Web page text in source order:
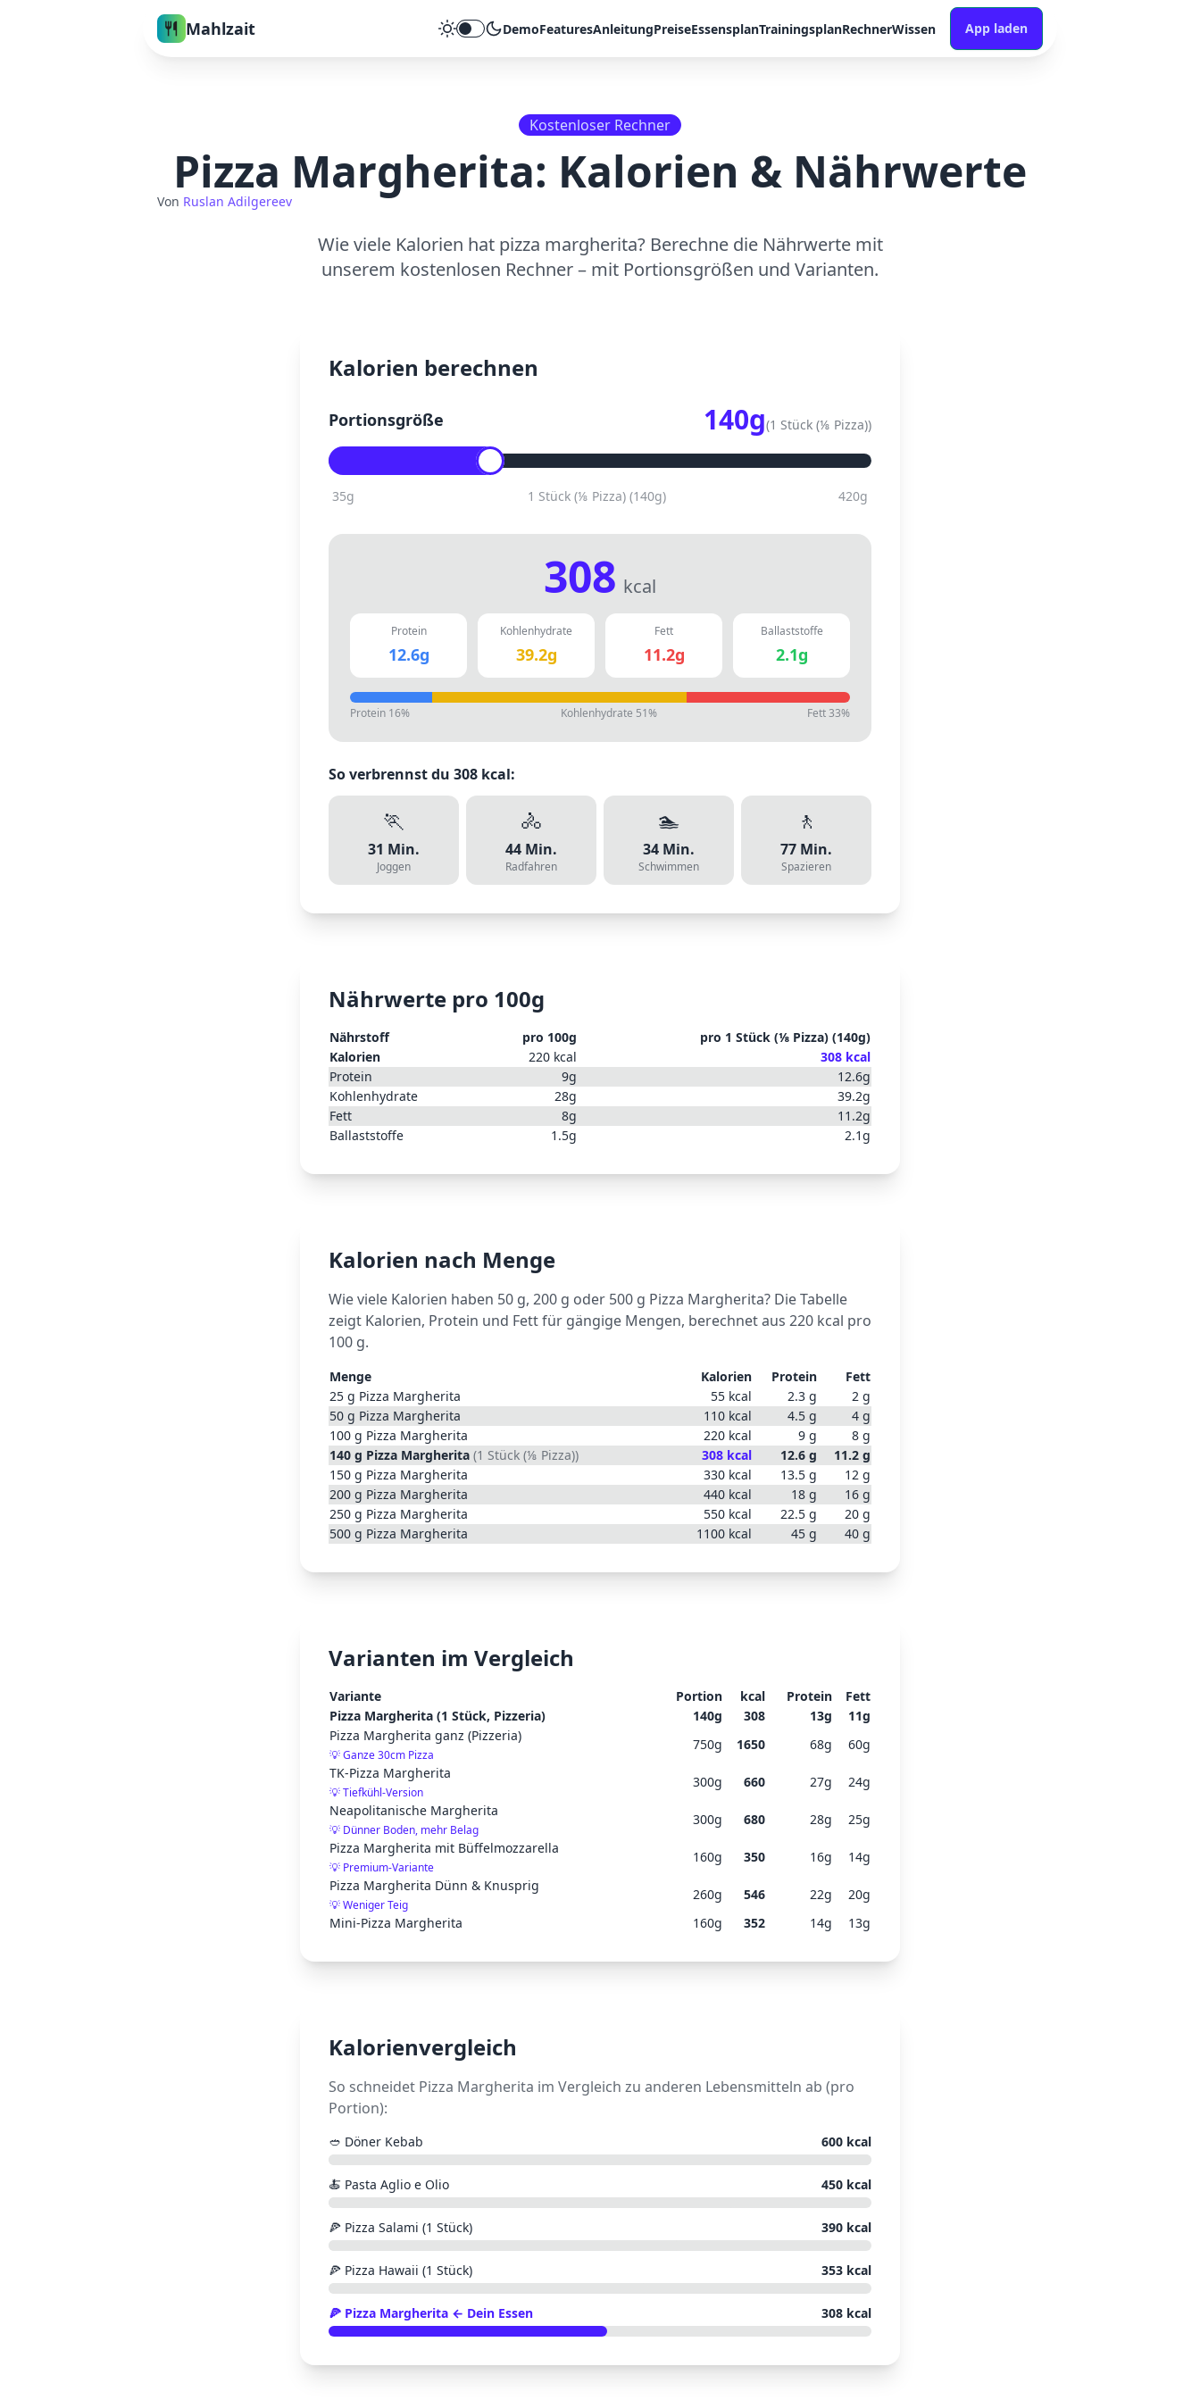
Mahlzait Theme umschalten
DemoFeaturesAnleitungPreiseEssensplanTrainingsplanRechnerWissen App laden
Kostenloser Rechner
Pizza Margherita: Kalorien & Nährwerte
Von Ruslan Adilgereev
Wie viele Kalorien hat pizza margherita? Berechne die Nährwerte mit
unserem kostenlosen Rechner – mit Portionsgrößen und Varianten.
Kalorien berechnen
Portionsgröße 140g(1 Stück (⅛ Pizza))
35g 1 Stück (⅛ Pizza)(140g) 420g
308 kcal
Protein
12.6g
Kohlenhydrate
39.2g
Fett
11.2g
Ballaststoffe
2.1g
Protein 16% Kohlenhydrate 51% Fett33%
So verbrennst du 308 kcal:
🏃
31 Min.
Joggen
🚴
44 Min.
Radfahren
🏊
34 Min.
Schwimmen
🚶
77 Min.
Spazieren
Nährwerte pro 100g
Nährstoff pro 100g pro 1 Stück (⅛ Pizza) (140g)
Kalorien
220 kcal 308 kcal
Protein
9g 12.6g
Kohlenhydrate
28g 39.2g
Fett
8g 11.2g
Ballaststoffe
1.5g 2.1g
Kalorien nach Menge
Wie viele Kalorien haben 50 g, 200 g oder 500 g Pizza Margherita? Die Tabelle
zeigt Kalorien, Protein und Fett für gängige Mengen, berechnet aus 220 kcal pro
100 g.
Menge Kalorien Protein
Fett
25 g Pizza Margherita 55 kcal 2.3 g 2 g
50 g Pizza Margherita 110 kcal 4.5 g 4 g
100 g Pizza Margherita 220 kcal 9 g 8 g
140 g Pizza Margherita (1 Stück (⅛ Pizza)) 308 kcal 12.6 g 11.2 g
150 g Pizza Margherita 330 kcal 13.5 g 12 g
200 g Pizza Margherita 440 kcal 18 g 16 g
250 g Pizza Margherita 550 kcal 22.5 g 20 g
500 g Pizza Margherita 1100 kcal 45 g 40 g
Varianten im Vergleich
Variante Portion kcal Protein
Fett
Pizza Margherita (1 Stück, Pizzeria)
140g 308 13g 11g
Pizza Margherita ganz (Pizzeria)
💡Ganze 30cm Pizza
750g 1650 68g 60g
TK-Pizza Margherita
💡Tiefkühl-Version
300g 660 27g 24g
Neapolitanische Margherita
💡 Dünner Boden, mehr Belag
300g 680 28g 25g
Pizza Margherita mit Büffelmozzarella
💡 Premium-Variante
160g 350 16g 14g
Pizza Margherita Dünn & Knusprig
💡Weniger Teig
260g 546 22g 20g
Mini-Pizza Margherita
160g 352 14g 13g
Kalorienvergleich
So schneidet Pizza Margherita im Vergleich zu anderen Lebensmitteln ab (pro
Portion):
🥙 Döner Kebab 600 kcal
🍝 Pasta Aglio e Olio 450 kcal
🍕 Pizza Salami (1 Stück) 390 kcal
🍕 Pizza Hawaii (1 Stück) 353 kcal
🍕 Pizza Margherita ← Dein Essen 308 kcal